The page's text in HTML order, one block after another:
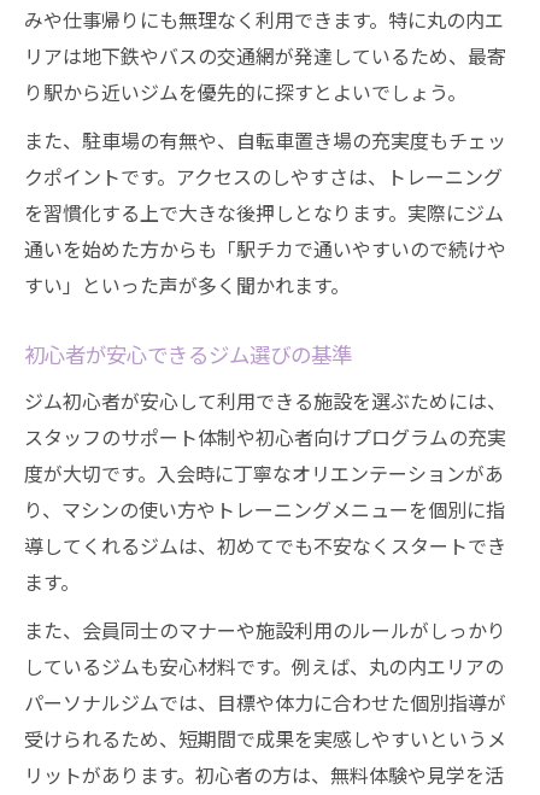
みや仕事帰りにも無理なく利用できます。特に丸の内エ
リアは地下鉄やバスの交通網が発達しているため、最寄
り駅から近いジムを優先的に探すとよいでしょう。
また、駐車場の有無や、自転車置き場の充実度もチェッ
クポイントです。アクセスのしやすさは、トレーニング
を習慣化する上で大きな後押しとなります。実際にジム
通いを始めた方からも「駅チカで通いやすいので続けや
すい」といった声が多く聞かれます。
初心者が安心できるジム選びの基準
ジム初心者が安心して利用できる施設を選ぶためには、
スタッフのサポート体制や初心者向けプログラムの充実
度が大切です。入会時に丁寧なオリエンテーションがあ
り、マシンの使い方やトレーニングメニューを個別に指
導してくれるジムは、初めてでも不安なくスタートでき
ます。
また、会員同士のマナーや施設利用のルールがしっかり
しているジムも安心材料です。例えば、丸の内エリアの
パーソナルジムでは、目標や体力に合わせた個別指導が
受けられるため、短期間で成果を実感しやすいというメ
リットがあります。初心者の方は、無料体験や見学を活